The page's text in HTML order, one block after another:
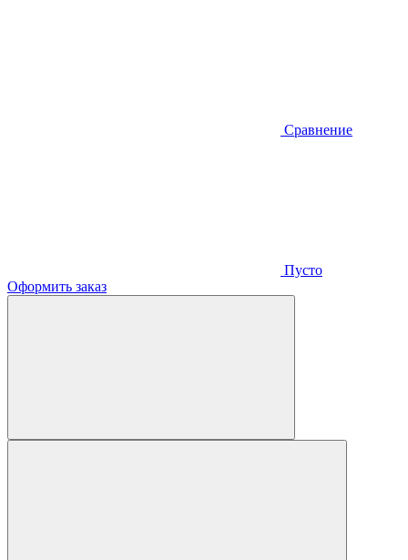
Сравнение
Пусто
Оформить заказ